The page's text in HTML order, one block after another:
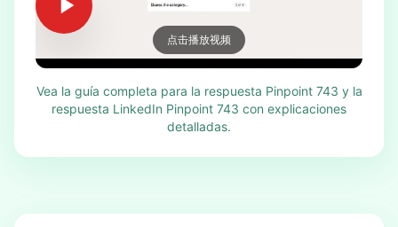
点击播放视频
Vea la guía completa para la respuesta Pinpoint 743 y la
respuesta LinkedIn Pinpoint 743 con explicaciones
detalladas.